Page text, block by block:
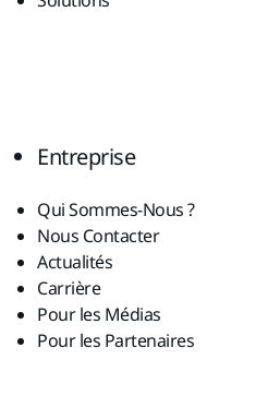
Entreprise
Qui Sommes-Nous ?
Nous Contacter
Actualités
Carrière
Pour les Médias
Pour les Partenaires